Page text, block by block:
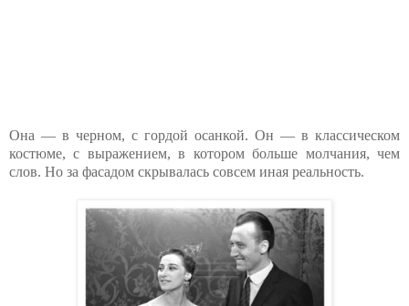
Она — в черном, с гордой осанкой. Он — в классическом
костюме, с выражением, в котором больше молчания, чем
слов. Но за фасадом скрывалась совсем иная реальность.